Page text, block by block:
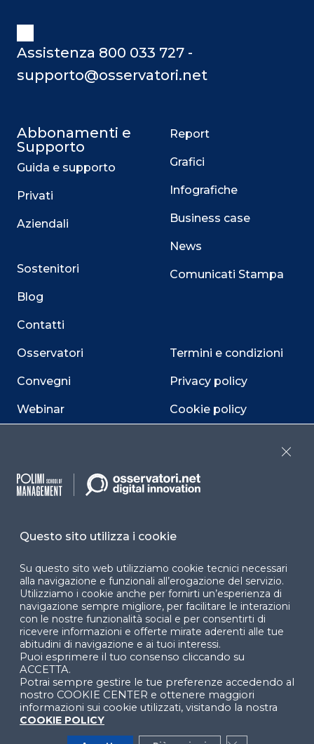
Assistenza 800 033 727 -
supporto@osservatori.net
Abbonamenti e
Supporto
Guida e supporto
Privati
Aziendali
Sostenitori
Blog
Contatti
Osservatori
Convegni
Webinar
Report
Grafici
Infografiche
Business case
News
Comunicati Stampa
Termini e condizioni
Privacy policy
Cookie policy
accessibilità
Facebook LinkedIn
YouTube X
Questo sito utilizza i cookie
Su questo sito web utilizziamo cookie tecnici necessari
alla navigazione e funzionali all’erogazione del servizio.
Utilizziamo i cookie anche per fornirti un’esperienza di
navigazione sempre migliore, per facilitare le interazioni
con le nostre funzionalità social e per consentirti di
ricevere informazioni e offerte mirate aderenti alle tue
abitudini di navigazione e ai tuoi interessi.
Puoi esprimere il tuo consenso cliccando su
ACCETTA.
Potrai sempre gestire le tue preferenze accedendo al
nostro COOKIE CENTER e ottenere maggiori
informazioni sui cookie utilizzati, visitando la nostra
COOKIE POLICY